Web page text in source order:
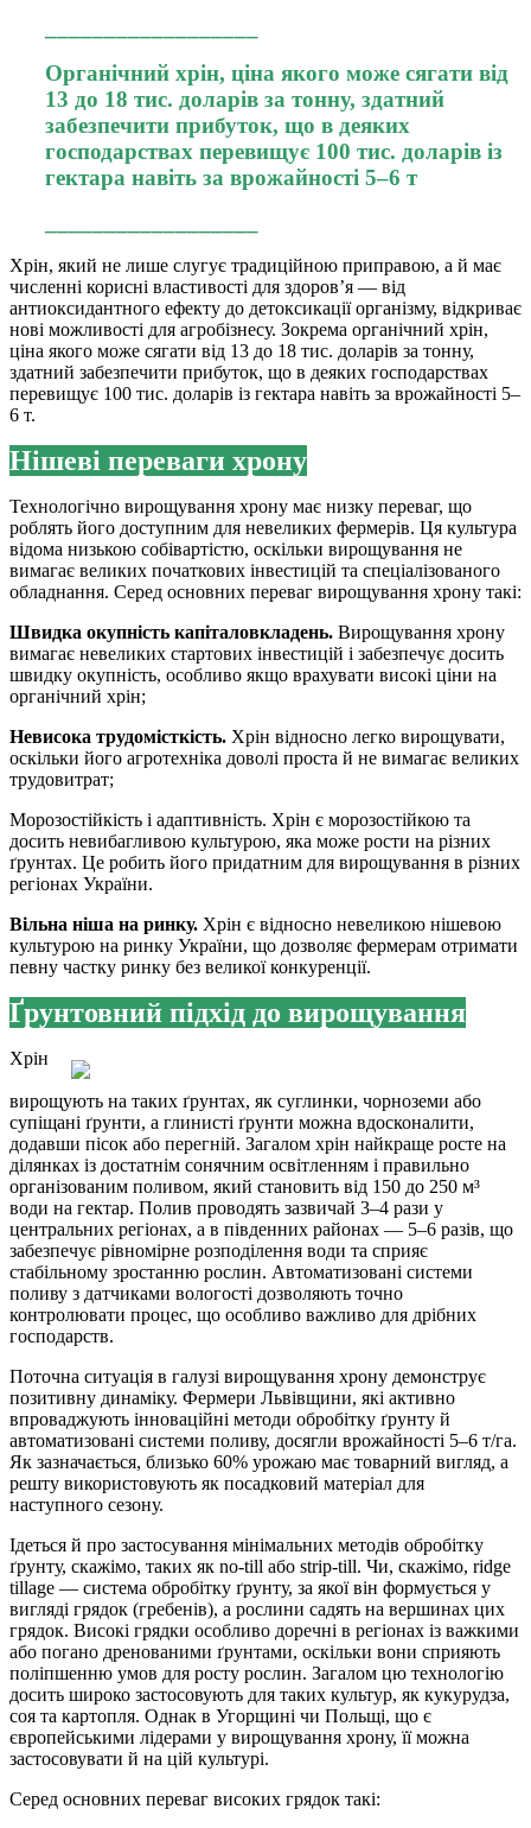
Органічний хрін, ціна якого може сягати від
13 до 18 тис. доларів за тонну, здатний
забезпечити прибуток, що в деяких
господарствах перевищує 100 тис. доларів із
гектара навіть за врожайності 5–6 т
Хрін, який не лише слугує традиційною приправою, а й має
численні корисні властивості для здоров’я — від
антиоксидантного ефекту до детоксикації організму, відкриває
нові можливості для агробізнесу. Зокрема органічний хрін,
ціна якого може сягати від 13 до 18 тис. доларів за тонну,
здатний забезпечити прибуток, що в деяких господарствах
перевищує 100 тис. доларів із гектара навіть за врожайності 5–
6 т.
Нішеві переваги хрону
Технологічно вирощування хрону має низку переваг, що
роблять його доступним для невеликих фермерів. Ця культура
відома низькою собівартістю, оскільки вирощування не
вимагає великих початкових інвестицій та спеціалізованого
обладнання. Серед основних переваг вирощування хрону такі:
Швидка окупність капіталовкладень. Вирощування хрону
вимагає невеликих стартових інвестицій і забезпечує досить
швидку окупність, особливо якщо врахувати високі ціни на
органічний хрін;
Невисока трудомісткість. Хрін відносно легко вирощувати,
оскільки його агротехніка доволі проста й не вимагає великих
трудовитрат;
Морозостійкість і адаптивність. Хрін є морозостійкою та
досить невибагливою культурою, яка може рости на різних
ґрунтах. Це робить його придатним для вирощування в різних
регіонах України.
Вільна ніша на ринку. Хрін є відносно невеликою нішевою
культурою на ринку України, що дозволяє фермерам отримати
певну частку ринку без великої конкуренції.
Ґрунтовний підхід до вирощування
Хрін
вирощують на таких ґрунтах, як суглинки, чорноземи або
супіщані ґрунти, а глинисті ґрунти можна вдосконалити,
додавши пісок або перегній. Загалом хрін найкраще росте на
ділянках із достатнім сонячним освітленням і правильно
організованим поливом, який становить від 150 до 250 м³
води на гектар. Полив проводять зазвичай 3–4 рази у
центральних регіонах, а в південних районах — 5–6 разів, що
забезпечує рівномірне розподілення води та сприяє
стабільному зростанню рослин. Автоматизовані системи
поливу з датчиками вологості дозволяють точно
контролювати процес, що особливо важливо для дрібних
господарств.
Поточна ситуація в галузі вирощування хрону демонструє
позитивну динаміку. Фермери Львівщини, які активно
впроваджують інноваційні методи обробітку ґрунту й
автоматизовані системи поливу, досягли врожайності 5–6 т/га.
Як зазначається, близько 60% урожаю має товарний вигляд, а
решту використовують як посадковий матеріал для
наступного сезону.
Ідеться й про застосування мінімальних методів обробітку
ґрунту, скажімо, таких як no-till або strip-till. Чи, скажімо, ridge
tillage — система обробітку ґрунту, за якої він формується у
вигляді грядок (гребенів), а рослини садять на вершинах цих
грядок. Високі грядки особливо доречні в регіонах із важкими
або погано дренованими ґрунтами, оскільки вони сприяють
поліпшенню умов для росту рослин. Загалом цю технологію
досить широко застосовують для таких культур, як кукурудза,
соя та картопля. Однак в Угорщині чи Польщі, що є
європейськими лідерами у вирощування хрону, її можна
застосовувати й на цій культурі.
Серед основних переваг високих грядок такі: